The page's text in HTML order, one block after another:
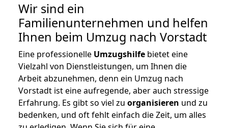
Wir sind ein
Familienunternehmen und helfen
Ihnen beim Umzug nach Vorstadt
Eine professionelle Umzugshilfe bietet eine
Vielzahl von Dienstleistungen, um Ihnen die
Arbeit abzunehmen, denn ein Umzug nach
Vorstadt ist eine aufregende, aber auch stressige
Erfahrung. Es gibt so viel zu organisieren und zu
bedenken, und oft fehlt einfach die Zeit, um alles